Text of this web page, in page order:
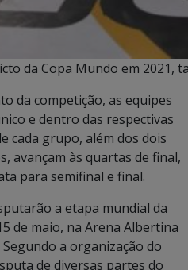
da Copa Mundo em 2021,
da competição, as equipes
e dentro das respectivas
cada grupo, além dos dois
avançam às quartas de final,
para semifinal e final.
a etapa mundial da
de maio, na Arena Albertina
a organização do
de diversas partes do